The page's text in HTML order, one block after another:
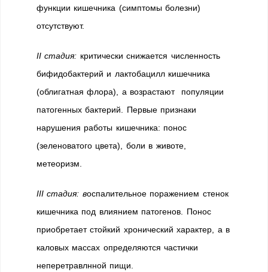
функции кишечника (симптомы болезни)
отсутствуют.
II стадия: критически снижается численность
бифидобактерий и лактобацилл кишечника
(облигатная флора), а возрастают популяции
патогенных бактерий. Первые признаки
нарушения работы кишечника: понос
(зеленоватого цвета), боли в животе,
метеоризм.
III стадия: воспалительное поражением стенок
кишечника под влиянием патогенов. Понос
приобретает стойкий хронический характер, а в
каловых массах определяются частички
неперетравлнной пищи.